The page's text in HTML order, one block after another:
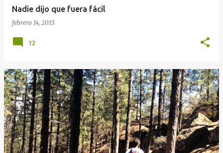
Nadie dijo que fuera fácil
febrero 14, 2013
12